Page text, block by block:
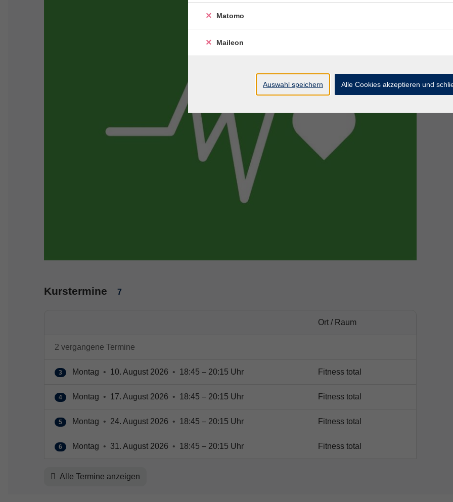
Kurstermine 7
Ort / Raum
2 vergangene Termine
3 Montag • 10. August 2026 • 18:45 – 20:15 Uhr Fitness total
4 Montag • 17. August 2026 • 18:45 – 20:15 Uhr Fitness total
5 Montag • 24. August 2026 • 18:45 – 20:15 Uhr Fitness total
6 Montag • 31. August 2026 • 18:45 – 20:15 Uhr Fitness total
Alle Termine anzeigen
Matomo
Maileon
Auswahl speichern Alle Cookies akzeptieren und